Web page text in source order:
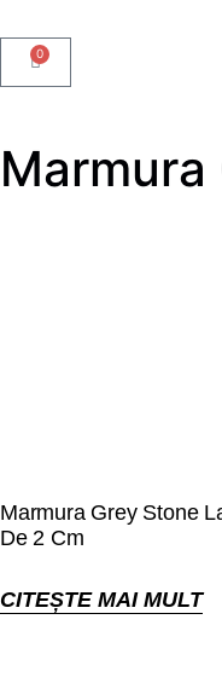
0
Marmura
Marmura Grey Stone
De 2 Cm
CITEȘTE MAI MULT